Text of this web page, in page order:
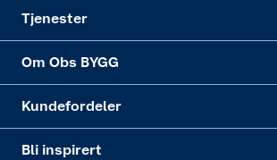
Tjenester
Om Obs BYGG
Kundefordeler
Bli inspirert